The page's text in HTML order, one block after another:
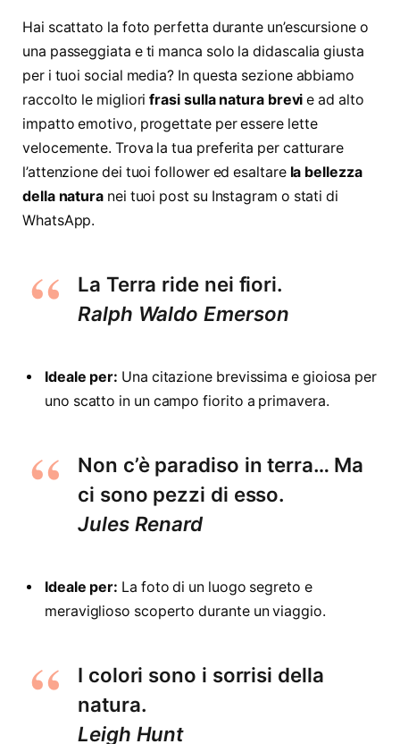
Hai scattato la foto perfetta durante un’escursione o
una passeggiata e ti manca solo la didascalia giusta
per i tuoi social media? In questa sezione abbiamo
raccolto le migliorifrasi sulla natura brevi e ad alto
impatto emotivo, progettate per essere lette
velocemente. Trova la tua preferita per catturare
l’attenzione dei tuoi follower ed esaltare la bellezza
della natura nei tuoi post su Instagram o stati di
WhatsApp.
La Terra ride nei fiori.
Ralph Waldo Emerson
Ideale per: Una citazione brevissima e gioiosa per
uno scatto in un campo fiorito a primavera.
Non c’è paradiso in terra… Ma
ci sono pezzi di esso.
Jules Renard
Ideale per: La foto di un luogo segreto e
meraviglioso scoperto durante un viaggio.
I colori sono i sorrisi della
natura.
Leigh Hunt